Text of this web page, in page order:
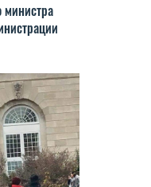
министра